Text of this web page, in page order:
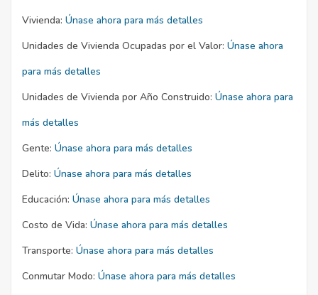
Vivienda: Únase ahora para más detalles
Unidades de Vivienda Ocupadas por el Valor: Únase ahora
para más detalles
Unidades de Vivienda por Año Construido: Únase ahora para
más detalles
Gente: Únase ahora para más detalles
Delito: Únase ahora para más detalles
Educación: Únase ahora para más detalles
Costo de Vida: Únase ahora para más detalles
Transporte: Únase ahora para más detalles
Conmutar Modo: Únase ahora para más detalles